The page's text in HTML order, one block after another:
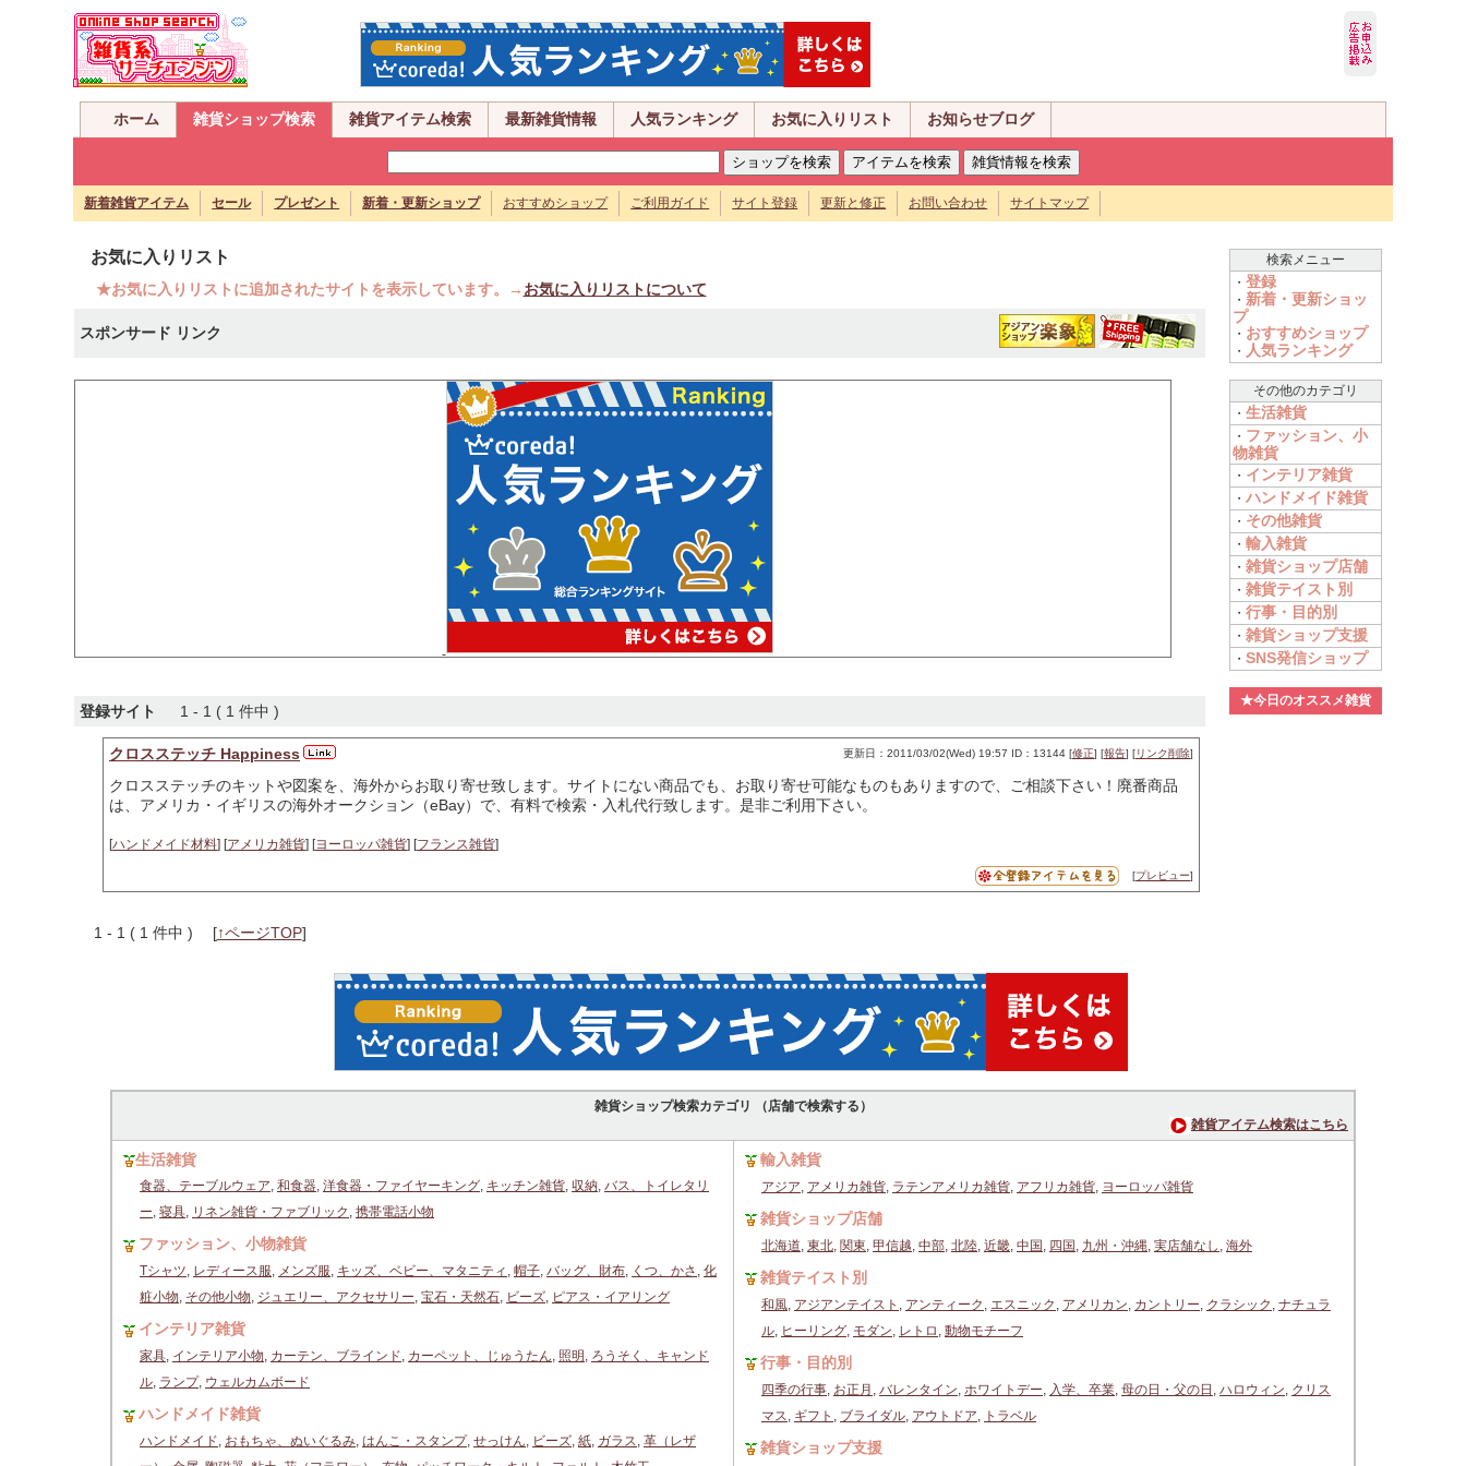
ホーム 雑貨ショップ検索 雑貨アイテム検索 最新雑貨情報 人気ランキング お気に入りリスト お知らせブログ
新着雑貨アイテム セール プレゼント 新着・更新ショップ おすすめショップ ご利用ガイド サイト登録 更新と修正 お問い合わせ サイトマップ
お気に入りリスト
★お気に入りリストに追加されたサイトを表示しています。→ お気に入りリストについて
スポンサード リンク
登録サイト 1 - 1 ( 1 件中 )
クロスステッチ Happiness 更新日：2011/03/02(Wed) 19:57 ID：13144 [修正] [報告] [リンク削除]
クロスステッチのキットや図案を、海外からお取り寄せ致します。サイトにない商品でも、お取り寄せ可能なものもありますので、ご相談下さい！廃番商品
は、アメリカ・イギリスの海外オークション（eBay）で、有料で検索・入札代行致します。是非ご利用下さい。
[ハンドメイド材料] [アメリカ雑貨] [ヨーロッパ雑貨] [フランス雑貨]
[プレビュー]
1 - 1 ( 1 件中 ) [↑ページTOP]
検索メニュー
・ 登録
・ 新着・更新ショッ
プ
・ おすすめショップ
・ 人気ランキング
その他のカテゴリ
・ 生活雑貨
・ ファッション、小
物雑貨
・ インテリア雑貨
・ ハンドメイド雑貨
・ その他雑貨
・ 輸入雑貨
・ 雑貨ショップ店舗
・ 雑貨テイスト別
・ 行事・目的別
・ 雑貨ショップ支援
・ SNS発信ショップ
★今日のオススメ雑貨
雑貨ショップ検索カテゴリ （店舗で検索する）
雑貨アイテム検索はこちら
生活雑貨
食器、テーブルウェア, 和食器, 洋食器・ファイヤーキング, キッチン雑貨, 収納, バス、トイレタリ
ー, 寝具, リネン雑貨・ファブリック , 携帯電話小物
ファッション、小物雑貨
Tシャツ, レディース服, メンズ服, キッズ、ベビー、マタニティ , 帽子, バッグ、財布, くつ、かさ , 化
粧小物, その他小物, ジュエリー、アクセサリー, 宝石・天然石, ビーズ, ピアス・イアリング
インテリア雑貨
家具, インテリア小物, カーテン、ブラインド, カーペット、じゅうたん, 照明 , ろうそく、キャンド
ル, ランプ, ウェルカムボード
ハンドメイド雑貨
ハンドメイド, おもちゃ、ぬいぐるみ, はんこ・スタンプ, せっけん, ビーズ, 紙, ガラス, 革（レザ
輸入雑貨
アジア, アメリカ雑貨, ラテンアメリカ雑貨, アフリカ雑貨, ヨーロッパ雑貨
雑貨ショップ店舗
北海道, 東北, 関東, 甲信越, 中部, 北陸, 近畿, 中国 , 四国 , 九州・沖縄, 実店舗なし , 海外
雑貨テイスト別
和風, アジアンテイスト , アンティーク , エスニック , アメリカン, カントリー, クラシック , ナチュラ
ル, ヒーリング, モダン, レトロ , 動物モチーフ
行事・目的別
四季の行事, お正月 , バレンタイン, ホワイトデー, 入学、卒業, 母の日・父の日 , ハロウィン, クリス
マス, ギフト , ブライダル, アウトドア, トラベル
雑貨ショップ支援